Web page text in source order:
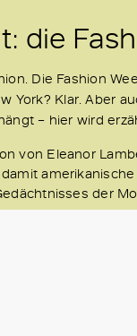
die
Die Fashion
York? Klar. Aber
– hier wird
von Eleanor
damit
der